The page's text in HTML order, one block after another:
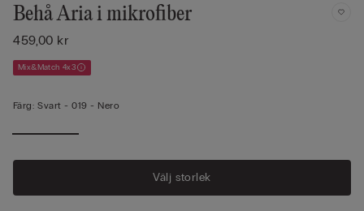
Behå Aria i mikrofiber
459,00 kr
Mix&Match 4x3
Färg: Svart -019 - Nero
Välj storlek